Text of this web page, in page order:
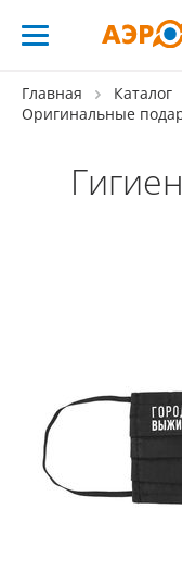
Главная Каталог
Оригинальные